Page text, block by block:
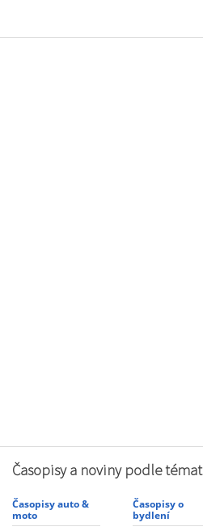
Časopisy a noviny podle témat
Časopisy auto &
moto
Časopisy o
bydlení